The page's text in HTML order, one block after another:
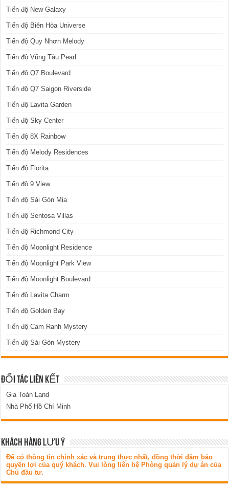
Tiến độ New Galaxy
Tiến độ Biên Hòa Universe
Tiến độ Quy Nhơn Melody
Tiến độ Vũng Tàu Pearl
Tiến độ Q7 Boulevard
Tiến độ Q7 Saigon Riverside
Tiến độ Lavita Garden
Tiến độ Sky Center
Tiến độ 8X Rainbow
Tiến độ Melody Residences
Tiến độ Florita
Tiến độ 9 View
Tiến độ Sài Gòn Mia
Tiến độ Sentosa Villas
Tiến độ Richmond City
Tiến độ Moonlight Residence
Tiến độ Moonlight Park View
Tiến độ Moonlight Boulevard
Tiến độ Lavita Charm
Tiến độ Golden Bay
Tiến độ Cam Ranh Mystery
Tiến độ Sài Gòn Mystery
ĐỐI TÁC LIÊN KẾT
Gia Toàn Land
Nhà Phố Hồ Chí Minh
KHÁCH HÀNG LƯU Ý
Để có thông tin chính xác và trung thực nhất, đồng thời đảm bảo
quyền lợi của quý khách. Vui lòng liên hệ Phòng quản lý dự án của
Chủ đầu tư.